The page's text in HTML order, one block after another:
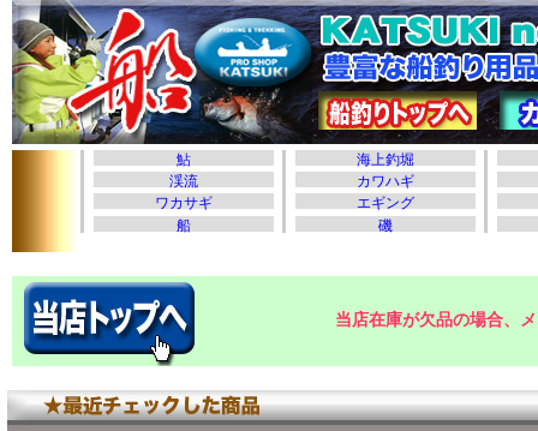
当店在庫が欠品の場合、